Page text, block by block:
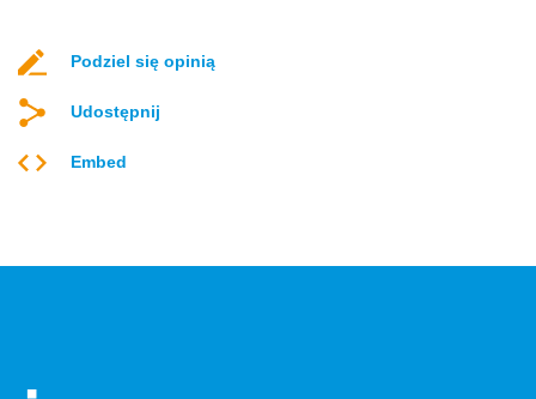
Podziel się opinią
Udostępnij
Embed